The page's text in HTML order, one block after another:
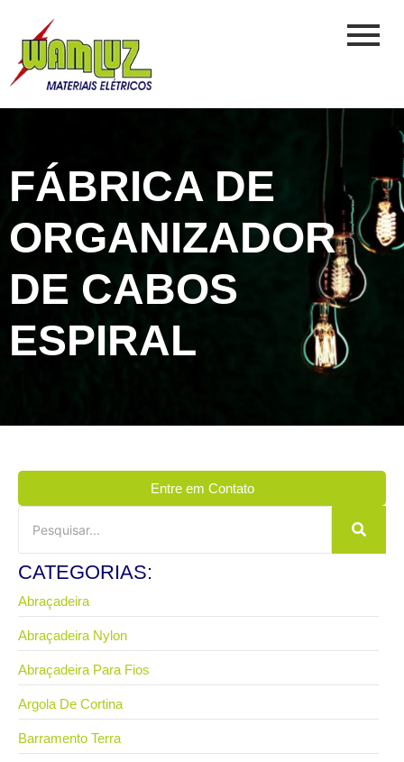
FÁBRICA DE
ORGANIZADOR
DE CABOS
ESPIRAL
Entre em Contato
CATEGORIAS:
Abraçadeira
Abraçadeira Nylon
Abraçadeira Para Fios
Argola De Cortina
Barramento Terra